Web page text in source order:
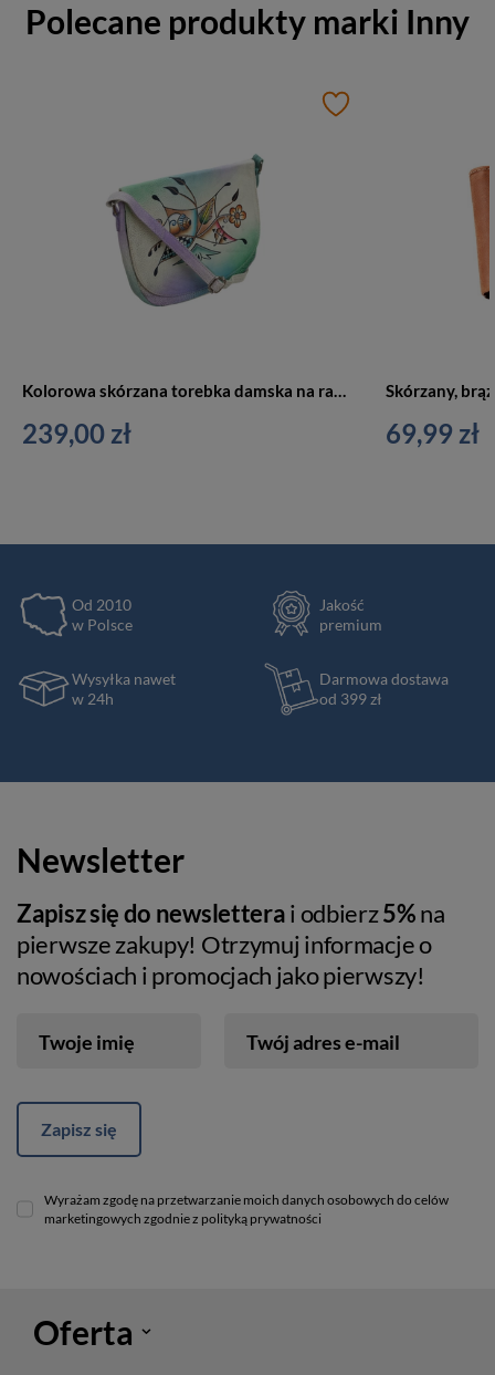
Polecane produkty marki Inny
Kolorowa skórzana torebka damska na ramię folk ręcznie malowana handmade LB-1901-ART-09 BEIGE
239,00 zł 69,99 zł
Od 2010
w Polsce
Jakość
premium
Wysyłka nawet
w 24h
Darmowa dostawa
od 399 zł
Newsletter
Zapisz się do newsletterai odbierz5%na
pierwsze zakupy! Otrzymuj informacje o
nowościach i promocjach jako pierwszy!
Twoje imię Twój adres e-mail
Zapisz się
Wyrażam zgodę na przetwarzanie moich danych osobowych do celów
marketingowych zgodnie z polityką prywatności
Oferta